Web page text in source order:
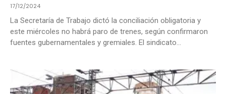
17/12/2024
La Secretaría de Trabajo dictó la conciliación obligatoria y
este miércoles no habrá paro de trenes, según confirmaron
fuentes gubernamentales y gremiales. El sindicato...